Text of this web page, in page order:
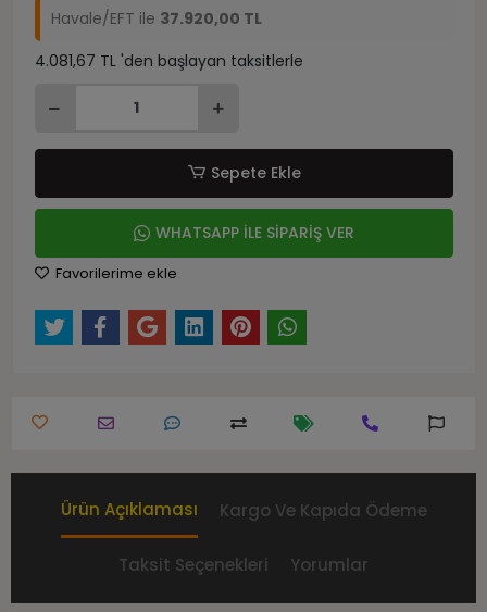
Havale/EFT ile 37.920,00 TL
4.081,67 TL 'den başlayan taksitlerle
Sepete Ekle
WHATSAPP İLE SİPARİŞ VER
Favorilerime ekle
Ürün Açıklaması Kargo Ve Kapıda Ödeme
Taksit Seçenekleri Yorumlar